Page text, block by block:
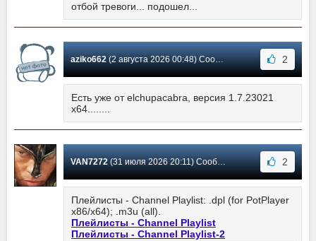
отбой тревоги... подошел...
aziko662(2 августа 2026 00:48) Сообщение #5754 2
Есть уже от elchupacabra, версия 1.7.23021
x64........
VAN7272(31 июля 2026 20:11) Сообщение #5753 2
Плейлисты - Channel Playlist: .dpl (for PotPlayer
x86/x64); .m3u (all).
Плейлисты - Channel Playlist
Плейлисты - Channel Playlist-2